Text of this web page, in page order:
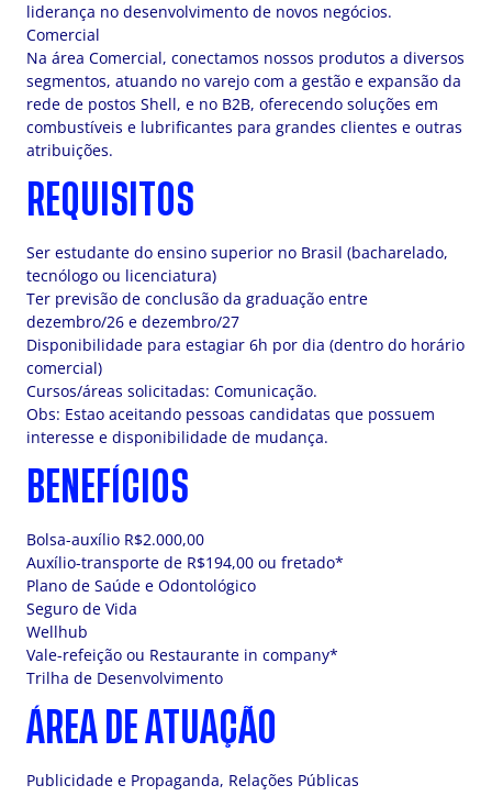
liderança no desenvolvimento de novos negócios.
Comercial
Na área Comercial, conectamos nossos produtos a diversos
segmentos, atuando no varejo com a gestão e expansão da
rede de postos Shell, e no B2B, oferecendo soluções em
combustíveis e lubrificantes para grandes clientes e outras
atribuições.
REQUISITOS
Ser estudante do ensino superior no Brasil (bacharelado,
tecnólogo ou licenciatura)
Ter previsão de conclusão da graduação entre
dezembro/26 e dezembro/27
Disponibilidade para estagiar 6h por dia (dentro do horário
comercial)
Cursos/áreas solicitadas: Comunicação.
Obs: Estao aceitando pessoas candidatas que possuem
interesse e disponibilidade de mudança.
BENEFÍCIOS
Bolsa-auxílio R$2.000,00
Auxílio-transporte de R$194,00 ou fretado*
Plano de Saúde e Odontológico
Seguro de Vida
Wellhub
Vale-refeição ou Restaurante in company*
Trilha de Desenvolvimento
ÁREA DE ATUAÇÃO
Publicidade e Propaganda, Relações Públicas